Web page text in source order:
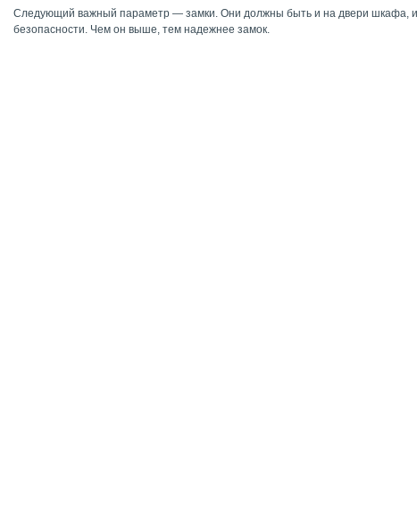
Следующий важный параметр — замки. Они должны быть и на двери шкафа, и
безопасности. Чем он выше, тем надежнее замок.